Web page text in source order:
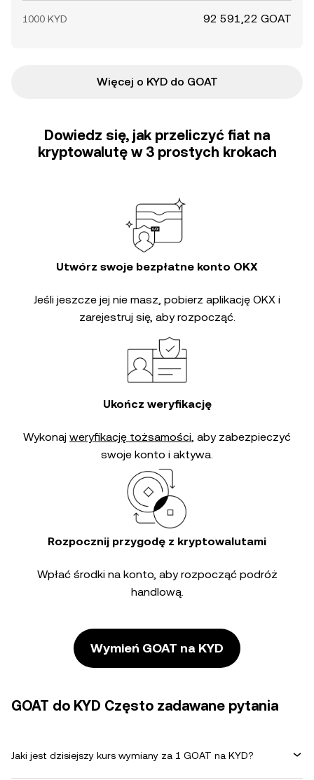
1000 KYD 92 591,22 GOAT
Więcej o KYD do GOAT
Dowiedz się, jak przeliczyć fiat na
kryptowalutę w 3 prostych krokach
Utwórz swoje bezpłatne konto OKX
Jeśli jeszcze jej nie masz, pobierz aplikację OKX i
zarejestruj się, aby rozpocząć.
Ukończ weryfikację
Wykonaj weryfikację tożsamości, aby zabezpieczyć
swoje konto i aktywa.
Rozpocznij przygodę z kryptowalutami
Wpłać środki na konto, aby rozpocząć podróż
handlową.
Wymień GOAT na KYD
GOAT do KYD Często zadawane pytania
Jaki jest dzisiejszy kurs wymiany za 1 GOAT na KYD?